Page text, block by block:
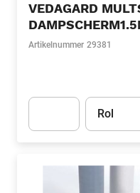
VEDAGARD
Artikelnummer 29381
Eenheid
Rol